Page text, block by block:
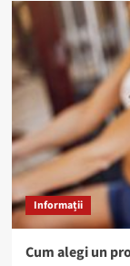
Informații
Cum alegi un